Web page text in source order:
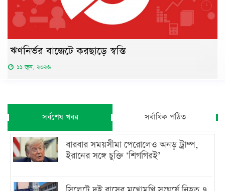
ঋণনির্ভর বাজেটে করছাড়ে স্বস্তি
১১ জুন, ২০২৬
সর্বশেষ খবর সর্বাধিক পঠিত
বারবার সময়সীমা পেরোলেও অনড় ট্রাম্প,
ইরানের সঙ্গে চুক্তি ‘শিগগিরই’